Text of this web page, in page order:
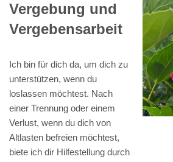
Vergebung und
Vergebensarbeit
Ich bin für dich da, um dich zu
unterstützen, wenn du
loslassen möchtest. Nach
einer Trennung oder einem
Verlust, wenn du dich von
Altlasten befreien möchtest,
biete ich dir Hilfestellung durch